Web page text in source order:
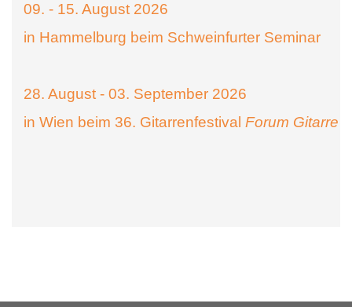
09. - 15. August 2026
in Hammelburg beim Schweinfurter Seminar
28. August - 03. September 2026
in Wien beim 36. Gitarrenfestival Forum Gitarre